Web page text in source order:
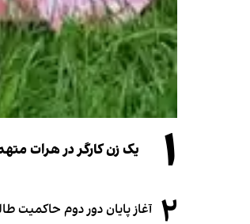
۱ یک زن کارگر در هرات
۲ آغاز پایان دور دوم حاکمیت